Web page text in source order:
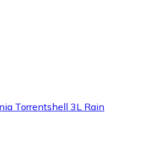
Torrentshell 3L Rain